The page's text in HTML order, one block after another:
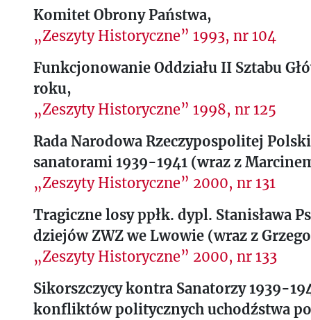
Komitet Obrony Państwa,
„Zeszyty Historyczne” 1993, nr 104
Funkcjonowanie Oddziału II Sztabu
roku,
„Zeszyty Historyczne” 1998, nr 125
Rada Narodowa Rzeczypospolitej
sanatorami 1939-1941 (wraz z
„Zeszyty Historyczne” 2000, nr 131
Tragiczne losy ppłk. dypl. Stanisława
dziejów ZWZ we Lwowie (wraz z
„Zeszyty Historyczne” 2000, nr 133
Sikorszczycy kontra Sanatorzy 1939-
konfliktów politycznych uchodźstwa